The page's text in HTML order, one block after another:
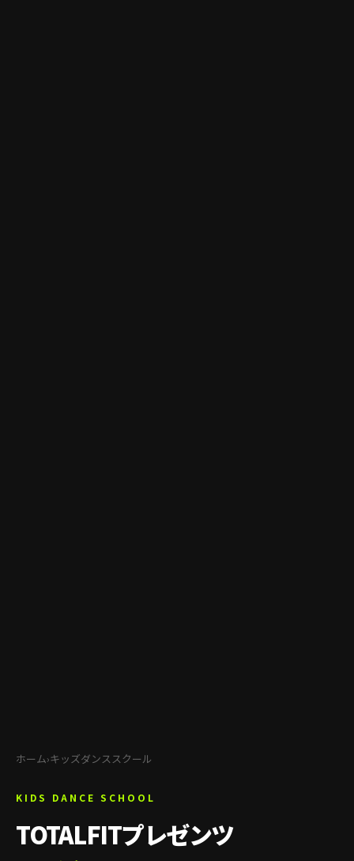
ホーム›キッズダンススクール
KIDS DANCE SCHOOL
TOTALFITプレゼンツ